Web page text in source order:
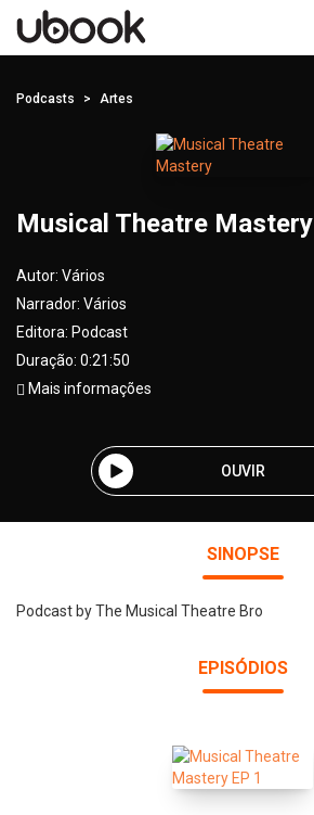
Podcasts Artes
Musical Theatre Mastery
Autor: Vários
Narrador: Vários
Editora: Podcast
Duração: 0:21:50
Mais informações
OUVIR
SINOPSE
Podcast by The Musical Theatre Bro
EPISÓDIOS